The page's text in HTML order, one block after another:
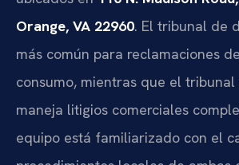
Orange, VA 22960. El tribunal de
más común para reclamaciones
consumo, mientras que el
maneja litigios comerciales
equipo está familiarizado con el